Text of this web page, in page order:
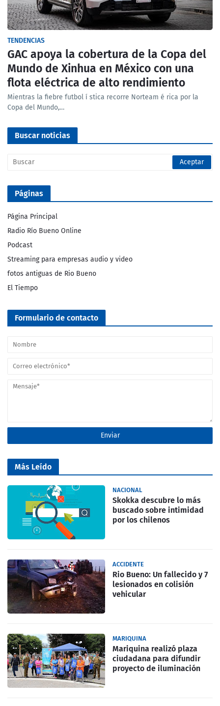
TENDENCIAS
GAC apoya la cobertura de la Copa del
Mundo de Xinhua en México con una
flota eléctrica de alto rendimiento
Mientras la fiebre futbol í stica recorre Norteam é rica por la
Copa del Mundo,…
Buscar noticias
Páginas
Página Principal
Radio Río Bueno Online
Podcast
Streaming para empresas audio y video
fotos antiguas de Rio Bueno
El Tiempo
Formulario de contacto
Más Leído
NACIONAL
Skokka descubre lo más
buscado sobre intimidad
por los chilenos
ACCIDENTE
Rio Bueno: Un fallecido y 7
lesionados en colisión
vehicular
MARIQUINA
Mariquina realizó plaza
ciudadana para difundir
proyecto de iluminación